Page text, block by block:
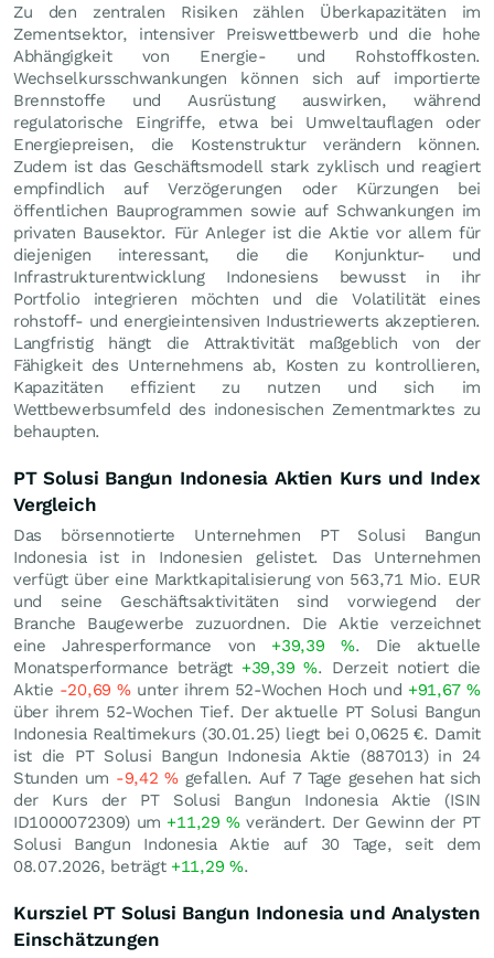
Zu den zentralen Risiken zählen Überkapazitäten im
Zementsektor, intensiver Preiswettbewerb und die hohe
Abhängigkeit von Energie- und Rohstoffkosten.
Wechselkursschwankungen können sich auf importierte
Brennstoffe und Ausrüstung auswirken, während
regulatorische Eingriffe, etwa bei Umweltauflagen oder
Energiepreisen, die Kostenstruktur verändern können.
Zudem ist das Geschäftsmodell stark zyklisch und reagiert
empfindlich auf Verzögerungen oder Kürzungen bei
öffentlichen Bauprogrammen sowie auf Schwankungen im
privaten Bausektor. Für Anleger ist die Aktie vor allem für
diejenigen interessant, die die Konjunktur- und
Infrastrukturentwicklung Indonesiens bewusst in ihr
Portfolio integrieren möchten und die Volatilität eines
rohstoff- und energieintensiven Industriewerts akzeptieren.
Langfristig hängt die Attraktivität maßgeblich von der
Fähigkeit des Unternehmens ab, Kosten zu kontrollieren,
Kapazitäten effizient zu nutzen und sich im
Wettbewerbsumfeld des indonesischen Zementmarktes zu
behaupten.
PT Solusi Bangun Indonesia Aktien Kurs und Index
Vergleich
Das börsennotierte Unternehmen PT Solusi Bangun
Indonesia ist in Indonesien gelistet. Das Unternehmen
verfügt über eine Marktkapitalisierung von 563,71 Mio. EUR
und seine Geschäftsaktivitäten sind vorwiegend der
Branche Baugewerbe zuzuordnen. Die Aktie verzeichnet
eine Jahresperformance von +39,39 %. Die aktuelle
Monatsperformance beträgt +39,39%. Derzeit notiert die
Aktie -20,69%unter ihrem 52-Wochen Hoch und +91,67%
über ihrem 52-Wochen Tief. Der aktuelle PT Solusi Bangun
Indonesia Realtimekurs (30.01.25) liegt bei 0,0625 €. Damit
ist die PT Solusi Bangun Indonesia Aktie (887013) in 24
Stunden um -9,42%gefallen. Auf 7 Tage gesehen hat sich
der Kurs der PT Solusi Bangun Indonesia Aktie (ISIN
ID1000072309) um +11,29%verändert. Der Gewinn der PT
Solusi Bangun Indonesia Aktie auf 30 Tage, seit dem
08.07.2026, beträgt +11,29 %.
Kursziel PT Solusi Bangun Indonesia und Analysten
Einschätzungen